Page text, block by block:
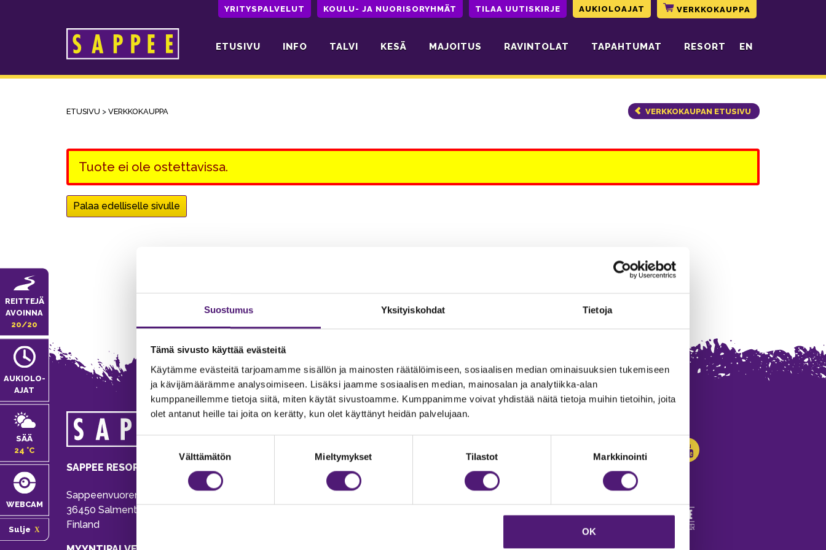
Suostumus Yksityiskohdat Tietoja
Tämä sivusto käyttää evästeitä
Käytämme evästeitä tarjoamamme sisällön ja mainosten räätälöimiseen, sosiaalisen median ominaisuuksien tukemiseen
ja kävijämäärämme analysoimiseen. Lisäksi jaamme sosiaalisen median, mainosalan ja analytiikka-alan
kumppaneillemme tietoja siitä, miten käytät sivustoamme. Kumppanimme voivat yhdistää näitä tietoja muihin tietoihin, joita
olet antanut heille tai joita on kerätty, kun olet käyttänyt heidän palvelujaan.
Välttämätön Mieltymykset Tilastot Markkinointi
OK
YRITYSPALVELUT KOULU- JA NUORISORYHMÄT TILAA UUTISKIRJE AUKIOLOAJAT VERKKOKAUPPA
Päävalikko ETUSIVU INFO TALVI KESÄ MAJOITUS RAVINTOLAT TAPAHTUMAT RESORT EN
REITTEJÄ
AVOINNA
20/20
AUKIOLO­
AJAT
SÄÄ
24 °C
WEBCAM
Sulje
ETUSIVU > VERKKOKAUPPA VERKKOKAUPAN ETUSIVU
Tuote ei ole ostettavissa.
Palaa edelliselle sivulle
SAPPEE RESORT
Sappeenvuorentie 200
36450 Salmentaka, Pälkäne
Finland
MAJOITUS
020 755 9975
majoitus@sappee.fi
Vastuullisuus
Avoimet työpaikat
Anna palautetta
Evästeasetukset